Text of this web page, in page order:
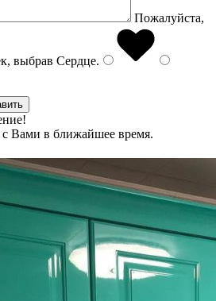
Пожалуйста,
выбрав Сердце.
Вами в ближайшее время.